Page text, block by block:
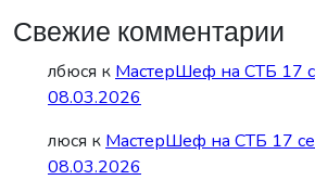
Свежие комментарии
лбюся к МастерШеф на СТБ 17
08.03.2026
люся к МастерШеф на СТБ 17
08.03.2026